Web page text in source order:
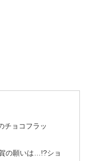
チョコフラッ
の願いは…!?ショ